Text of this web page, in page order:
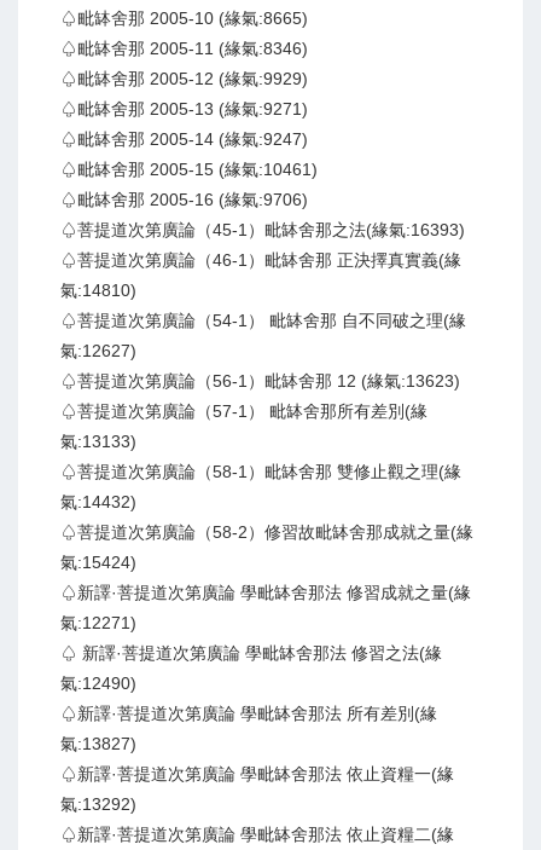
♤毗缽舍那 2005-10 (緣氣:8665)
♤毗缽舍那 2005-11 (緣氣:8346)
♤毗缽舍那 2005-12 (緣氣:9929)
♤毗缽舍那 2005-13 (緣氣:9271)
♤毗缽舍那 2005-14 (緣氣:9247)
♤毗缽舍那 2005-15 (緣氣:10461)
♤毗缽舍那 2005-16 (緣氣:9706)
♤菩提道次第廣論（45-1）毗缽舍那之法(緣氣:16393)
♤菩提道次第廣論（46-1）毗缽舍那 正決擇真實義(緣
氣:14810)
♤菩提道次第廣論（54-1） 毗缽舍那 自不同破之理(緣
氣:12627)
♤菩提道次第廣論（56-1）毗缽舍那 12 (緣氣:13623)
♤菩提道次第廣論（57-1） 毗缽舍那所有差別(緣
氣:13133)
♤菩提道次第廣論（58-1）毗缽舍那 雙修止觀之理(緣
氣:14432)
♤菩提道次第廣論（58-2）修習故毗缽舍那成就之量(緣
氣:15424)
♤新譯·菩提道次第廣論 學毗缽舍那法 修習成就之量(緣
氣:12271)
♤ 新譯·菩提道次第廣論 學毗缽舍那法 修習之法(緣
氣:12490)
♤新譯·菩提道次第廣論 學毗缽舍那法 所有差別(緣
氣:13827)
♤新譯·菩提道次第廣論 學毗缽舍那法 依止資糧一(緣
氣:13292)
♤新譯·菩提道次第廣論 學毗缽舍那法 依止資糧二(緣